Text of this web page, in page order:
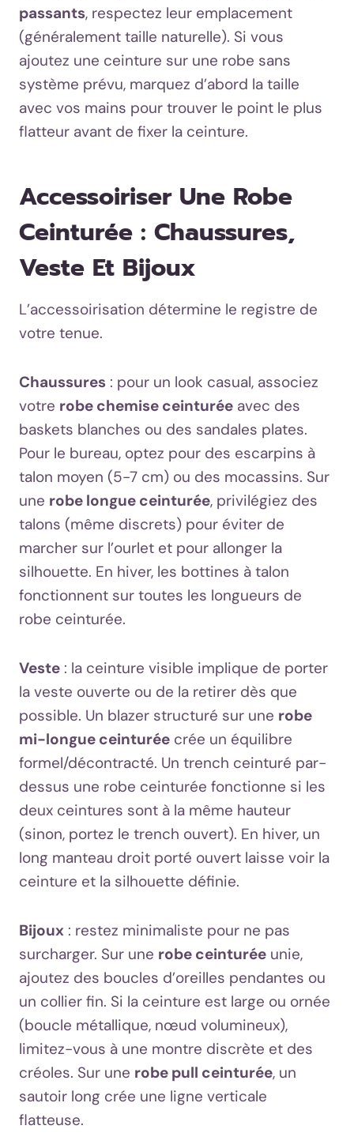
passants, respectez leur emplacement
(généralement taille naturelle). Si vous
ajoutez une ceinture sur une robe sans
système prévu, marquez d’abord la taille
avec vos mains pour trouver le point le plus
flatteur avant de fixer la ceinture.
Accessoiriser Une Robe
Ceinturée : Chaussures,
Veste Et Bijoux
L’accessoirisation détermine le registre de
votre tenue.
Chaussures : pour un look casual, associez
votre robe chemise ceinturée avec des
baskets blanches ou des sandales plates.
Pour le bureau, optez pour des escarpins à
talon moyen (5-7 cm) ou des mocassins. Sur
une robe longue ceinturée, privilégiez des
talons (même discrets) pour éviter de
marcher sur l’ourlet et pour allonger la
silhouette. En hiver, les bottines à talon
fonctionnent sur toutes les longueurs de
robe ceinturée.
Veste : la ceinture visible implique de porter
la veste ouverte ou de la retirer dès que
possible. Un blazer structuré sur une robe
mi-longue ceinturée crée un équilibre
formel/décontracté. Un trench ceinturé par-
dessus une robe ceinturée fonctionne si les
deux ceintures sont à la même hauteur
(sinon, portez le trench ouvert). En hiver, un
long manteau droit porté ouvert laisse voir la
ceinture et la silhouette définie.
Bijoux : restez minimaliste pour ne pas
surcharger. Sur une robe ceinturée unie,
ajoutez des boucles d’oreilles pendantes ou
un collier fin. Si la ceinture est large ou ornée
(boucle métallique, nœud volumineux),
limitez-vous à une montre discrète et des
créoles. Sur une robe pull ceinturée, un
sautoir long crée une ligne verticale
flatteuse.